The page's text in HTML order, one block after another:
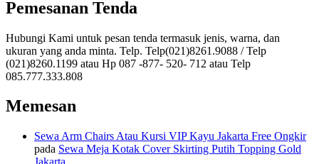
Pemesanan Tenda
Hubungi Kami untuk pesan tenda termasuk jenis, warna, dan
ukuran yang anda minta. Telp. Telp(021)8261.9088 / Telp
(021)8260.1199 atau Hp 087 -877- 520- 712 atau Telp
085.777.333.808
Memesan
Sewa Arm Chairs Atau Kursi VIP Kayu Jakarta Free Ongkir
pada Sewa Meja Kotak Cover Skirting Putih Topping Gold